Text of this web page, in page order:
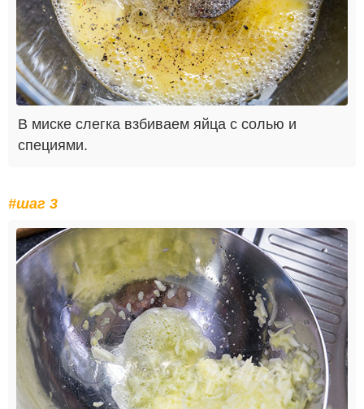
В миске слегка взбиваем яйца с солью и
специями.
#шаг 3